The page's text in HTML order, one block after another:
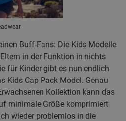
Buff-Fans: Die Kids Modelle
in der Funktion in nichts
für Kinder gibt es nun endlich
Kids Cap Pack Model. Genau
Kollektion kann das
minimale Größe komprimiert
wieder problemlos in die